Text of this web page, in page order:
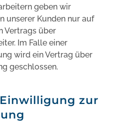
geben wir
unserer Kunden nur auf
Vertrags über
Im Falle einer
wird ein Vertrag über
geschlossen.
zur